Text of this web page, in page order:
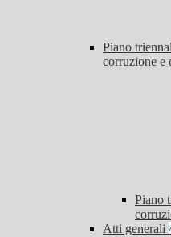
Piano
corruzione e
Piano
Atti generali